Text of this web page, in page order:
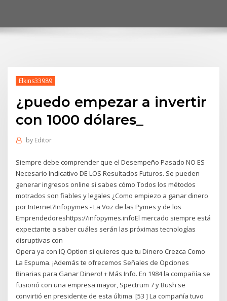
Elkins33989
¿puedo empezar a invertir
con 1000 dólares_
by Editor
Siempre debe comprender que el Desempeño Pasado NO ES
Necesario Indicativo DE LOS Resultados Futuros. Se pueden
generar ingresos online si sabes cómo Todos los métodos
motrados son fiables y legales ¿Como empiezo a ganar dinero
por Internet?Infopymes - La Voz de las Pymes y de los
Emprendedoreshttps://infopymes.infoEl mercado siempre está
expectante a saber cuáles serán las próximas tecnologías
disruptivas con
Opera ya con IQ Option si quieres que tu Dinero Crezca Como
La Espuma. ¡Además te ofrecemos Señales de Opciones
Binarias para Ganar Dinero! + Más Info. En 1984 la compañía se
fusionó con una empresa mayor, Spectrum 7 y Bush se
convirtió en presidente de esta última. [53 ] La compañía tuvo